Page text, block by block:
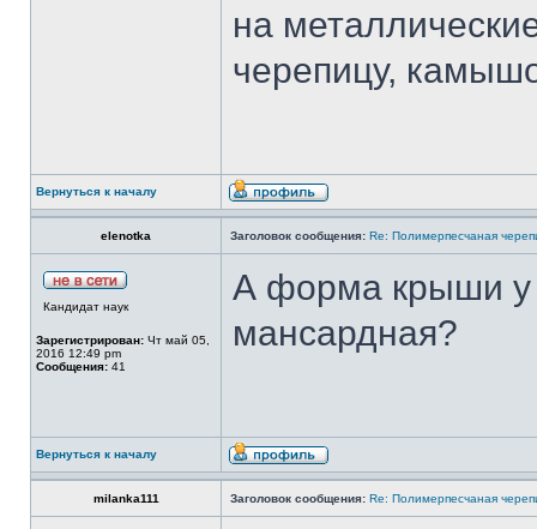
на
черепицу,
Вернуться к началу
elenotka Заголовок сообщения: Re: Полимерпесчаная
Кандидат наук
Зарегистрирован: Чт май 05,
2016 12:49 pm
Сообщения: 41
А форма крыши у
мансардная?
Вернуться к началу
milanka111 Заголовок сообщения: Re: Полимерпесчаная